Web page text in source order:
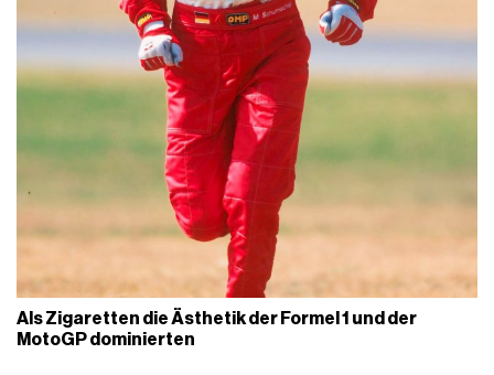
Als Zigaretten die Ästhetik der Formel 1 und der
MotoGP dominierten